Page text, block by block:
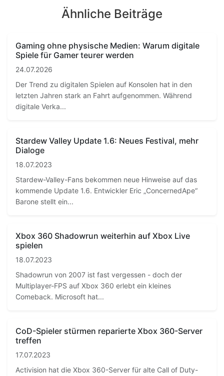
Ähnliche Beiträge
Gaming ohne physische Medien: Warum digitale
Spiele für Gamer teurer werden
24.07.2026
Der Trend zu digitalen Spielen auf Konsolen hat in den
letzten Jahren stark an Fahrt aufgenommen. Während
digitale Verka...
Stardew Valley Update 1.6: Neues Festival, mehr
Dialoge
18.07.2023
Stardew-Valley-Fans bekommen neue Hinweise auf das
kommende Update 1.6. Entwickler Eric „ConcernedApe“
Barone stellt ein...
Xbox 360 Shadowrun weiterhin auf Xbox Live
spielen
18.07.2023
Shadowrun von 2007 ist fast vergessen - doch der
Multiplayer-FPS auf Xbox 360 erlebt ein kleines
Comeback. Microsoft hat...
CoD-Spieler stürmen reparierte Xbox 360-Server
treffen
17.07.2023
Activision hat die Xbox 360-Server für alte Call of Duty-